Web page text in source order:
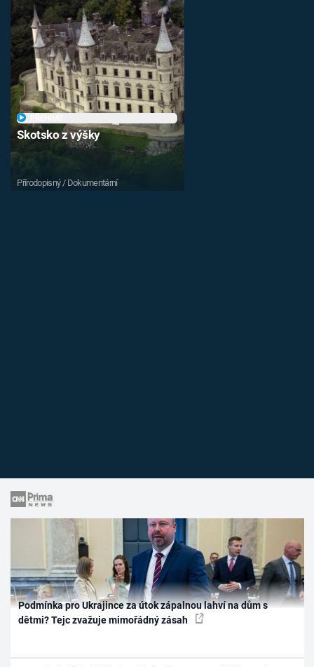
Skotsko z výšky
Přírodopisný / Dokumentární
Podmínka pro Ukrajince za útok zápalnou lahví na dům s
dětmi? Tejc zvažuje mimořádný zásah